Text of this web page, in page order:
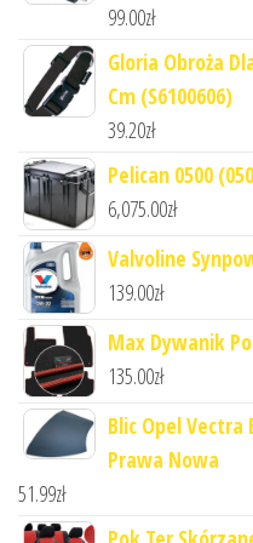
99.00zł
Gloria Obroża
Cm (S6100606)
39.20zł
Pelican 0500
6,075.00zł
Valvoline
139.00zł
Max Dywanik
135.00zł
Blic Opel Vectra
Prawa Nowa
51.99zł